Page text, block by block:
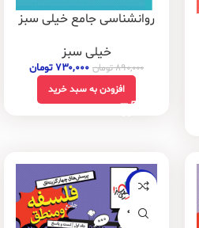
روانشناسی جامع خیلی سبز
خیلی سبز
۸۹۰,۰۰۰تومان ۷۳۰,۰۰۰ تومان
افزودن به سبد خرید
-22%
فروخته